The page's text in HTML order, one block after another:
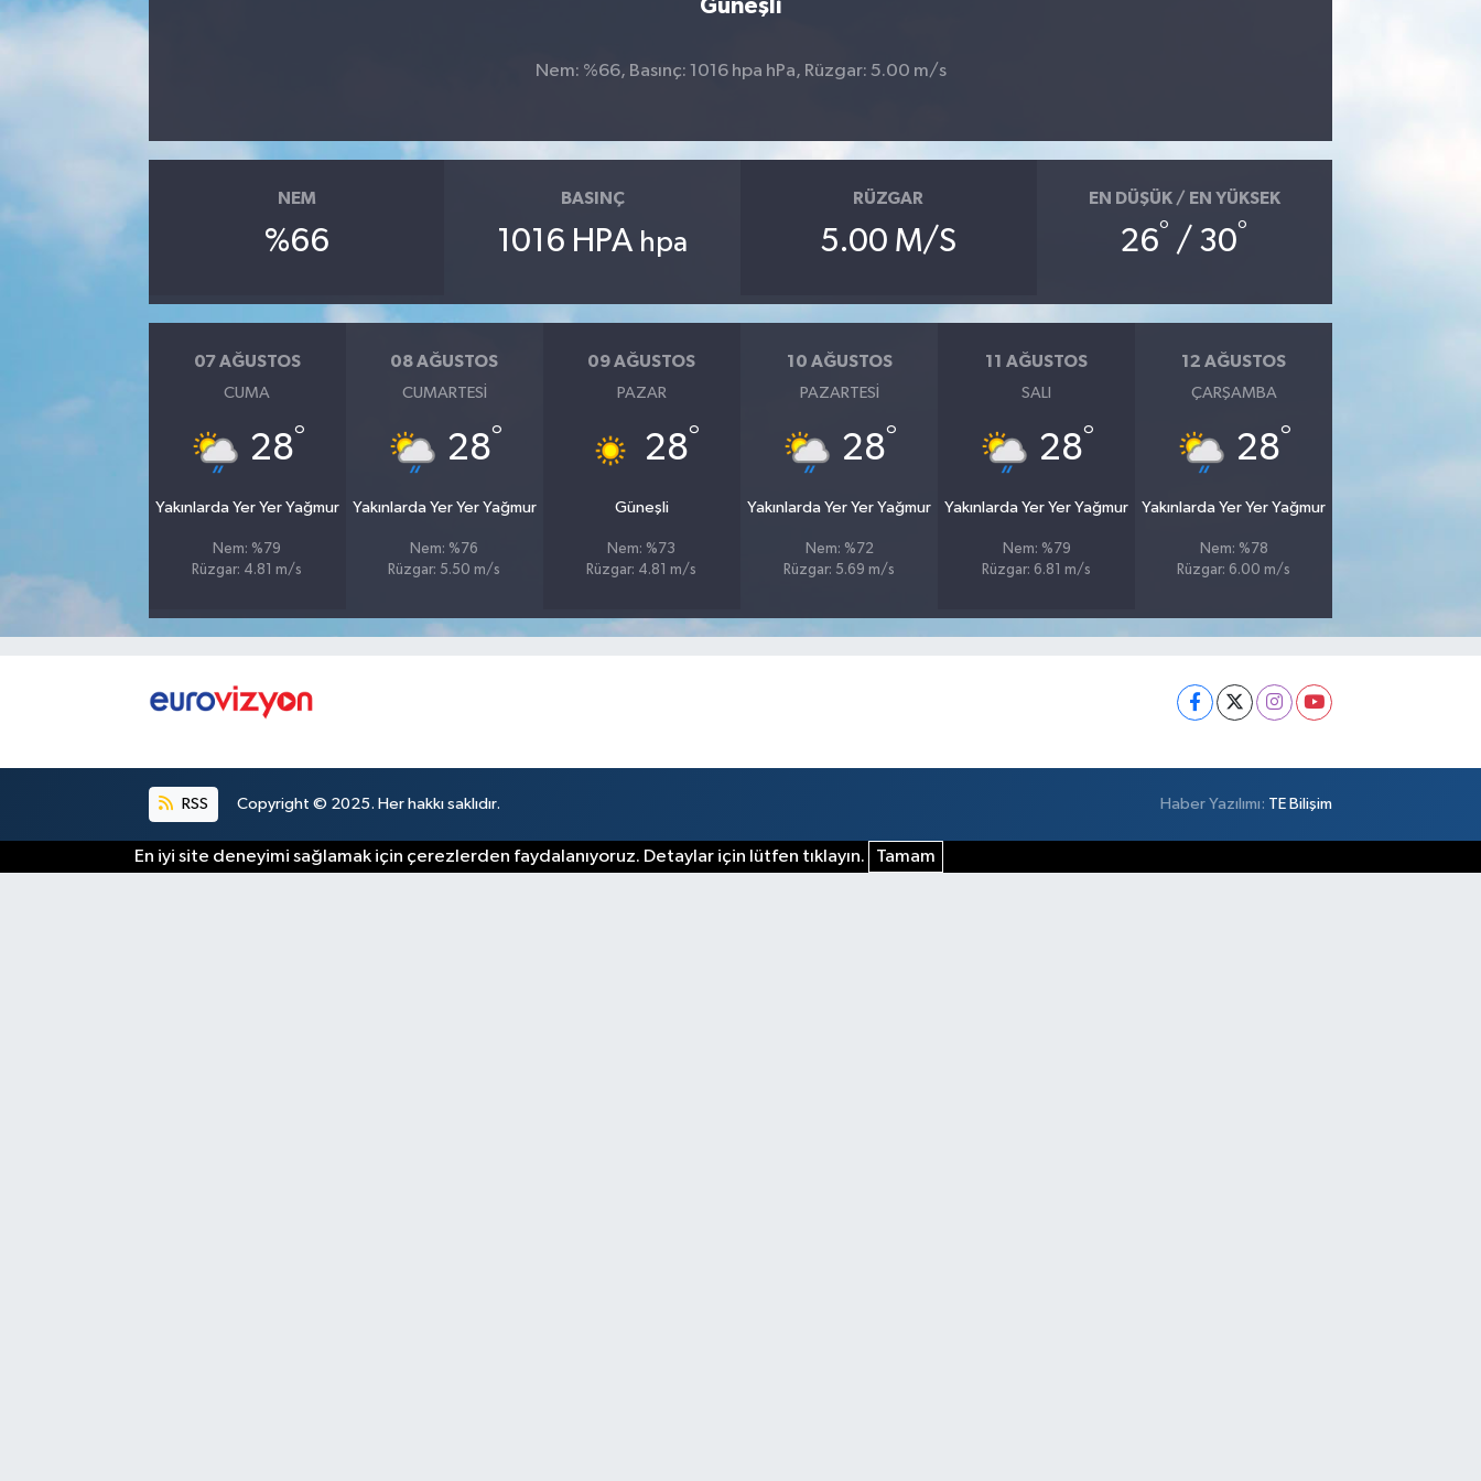
Güneşli
Nem: %66, Basınç: 1016 hpa hPa, Rüzgar: 5.00 m/s
NEM
%66
BASINÇ
1016 HPA hpa
RÜZGAR
5.00 M/S
EN DÜŞÜK / EN YÜKSEK
26° / 30°
07 AĞUSTOS
CUMA
28°
Yakınlarda Yer Yer Yağmur
Nem: %79
Rüzgar: 4.81 m/s
08 AĞUSTOS
CUMARTESI
28°
Yakınlarda Yer Yer Yağmur
Nem: %76
Rüzgar: 5.50 m/s
09 AĞUSTOS
PAZAR
28°
Güneşli
Nem: %73
Rüzgar: 4.81 m/s
10 AĞUSTOS
PAZARTESI
28°
Yakınlarda Yer Yer Yağmur
Nem: %72
Rüzgar: 5.69 m/s
11 AĞUSTOS
SALI
28°
Yakınlarda Yer Yer Yağmur
Nem: %79
Rüzgar: 6.81 m/s
12 AĞUSTOS
ÇARŞAMBA
28°
Yakınlarda Yer Yer Yağmur
Nem: %78
Rüzgar: 6.00 m/s
RSS Copyright © 2025. Her hakkı saklıdır. Haber Yazılımı: TE Bilişim
En iyi site deneyimi sağlamak için çerezlerden faydalanıyoruz. Detaylar için lütfen tıklayın. Tamam